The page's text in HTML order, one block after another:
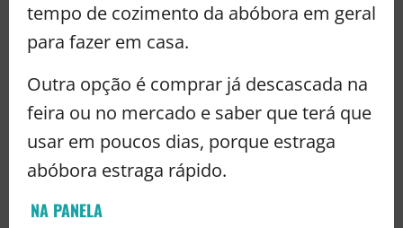
tempo de cozimento da abóbora em geral
para fazer em casa.
Outra opção é comprar já descascada na
feira ou no mercado e saber que terá que
usar em poucos dias, porque estraga
abóbora estraga rápido.
NA PANELA